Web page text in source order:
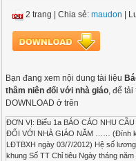
2 trang |Chia sẻ:maudon |
Bạn đang xem nội dung tài liệu
thâm niên đối với nhà giáo, để tải
DOWNLOAD ở trên
ĐƠN VỊ: Biểu 1a BÁO CÁO NHU
ĐỐI VỚI NHÀ GIÁO NĂM …… (Đính
LĐTBXH ngày 03/7/2012) Hệ số
khung Số TT Chỉ tiêu Ngày tháng